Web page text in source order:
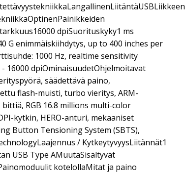
dpiSuorituskyky1 ms
G enimmäiskiihdytys, up to 400 inches per
1000 Hz, realtime sensitivity
16000 dpiOminaisuudetOhjelmoitavat
säädettävä paino,
flash-muisti, turbo vieritys, ARM-
RGB 16.8 millions multi-color
kytkin, HERO-anturi, mekaaniset
Button Tensioning System (SBTS),
/ KytkeytyvyysLiitännät1
USB Type AMuutaSisältyvät
kotelollaMitat ja paino